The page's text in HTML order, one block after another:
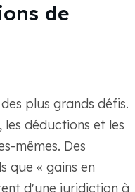
de
plus grands défis.
déductions et les
mêmes. Des
que « gains en
d'une juridiction à